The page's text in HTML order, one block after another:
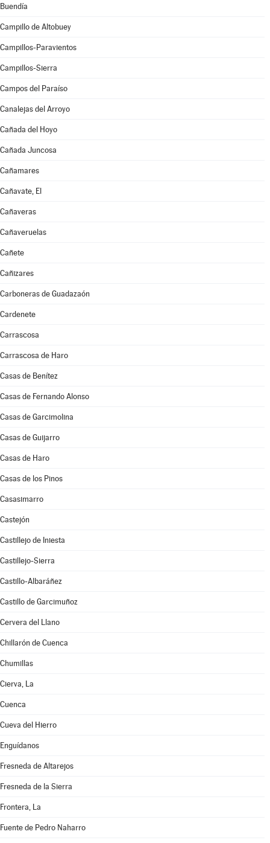
Buendía
Campillo de Altobuey
Campillos-Paravientos
Campillos-Sierra
Campos del Paraíso
Canalejas del Arroyo
Cañada del Hoyo
Cañada Juncosa
Cañamares
Cañavate, El
Cañaveras
Cañaveruelas
Cañete
Cañizares
Carboneras de Guadazaón
Cardenete
Carrascosa
Carrascosa de Haro
Casas de Benítez
Casas de Fernando Alonso
Casas de Garcimolina
Casas de Guijarro
Casas de Haro
Casas de los Pinos
Casasimarro
Castejón
Castillejo de Iniesta
Castillejo-Sierra
Castillo-Albaráñez
Castillo de Garcimuñoz
Cervera del Llano
Chillarón de Cuenca
Chumillas
Cierva, La
Cuenca
Cueva del Hierro
Enguídanos
Fresneda de Altarejos
Fresneda de la Sierra
Frontera, La
Fuente de Pedro Naharro